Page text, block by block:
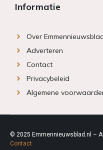
Informatie
Over
Adverteren
Contact
Privacybeleid
Algemene
© 2025 Emmennieuwsblad.nl –
Contact